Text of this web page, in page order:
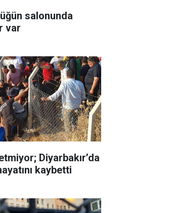
salonunda
var
Diyarbakır’da
kaybetti